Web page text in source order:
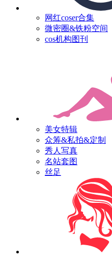
网红coser合集
微密圈&铁粉空间
cos机构图刊
美女特辑
众筹&私拍&定制
秀人写真
名站套图
丝足